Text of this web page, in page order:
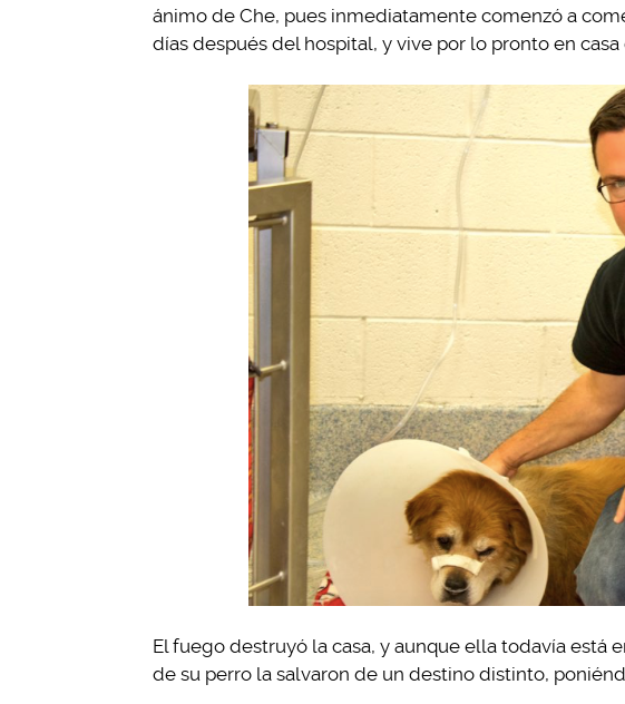
ánimo de Che, pues inmediatamente comenzó a
días después del hospital, y vive por lo pronto en
El fuego destruyó la casa, y aunque ella todavía está
de su perro la salvaron de un destino distinto,